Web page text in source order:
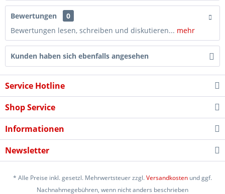
Bewertungen
0
Bewertungen lesen, schreiben und diskutieren... mehr
Kunden haben sich ebenfalls angesehen
Service Hotline
Shop Service
Informationen
Newsletter
* Alle Preise inkl. gesetzl. Mehrwertsteuer zzgl.Versandkosten und ggf.
Nachnahmegebühren, wenn nicht anders beschrieben